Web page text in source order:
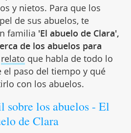
y nietos. Para que los
de sus abuelos, te
familia 'El abuelo de Clara',
de los abuelos para
relato que habla de todo lo
el paso del tiempo y qué
con los abuelos.
sobre los abuelos - El
de Clara